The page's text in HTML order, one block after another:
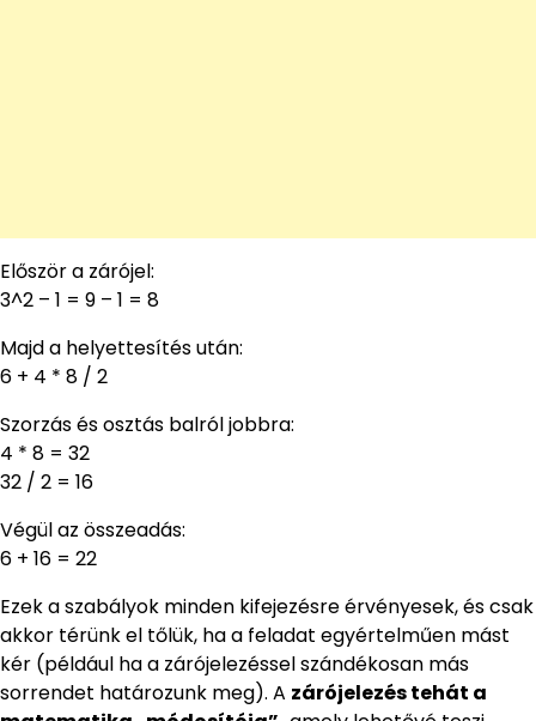
Először a zárójel:
3^2 – 1 = 9 – 1 = 8
Majd a helyettesítés után:
6 + 4 * 8 / 2
Szorzás és osztás balról jobbra:
4 * 8 = 32
32 / 2 = 16
Végül az összeadás:
6 + 16 = 22
Ezek a szabályok minden kifejezésre érvényesek, és csak
akkor térünk el tőlük, ha a feladat egyértelműen mást
kér (például ha a zárójelezéssel szándékosan más
sorrendet határozunk meg). A zárójelezés tehát a